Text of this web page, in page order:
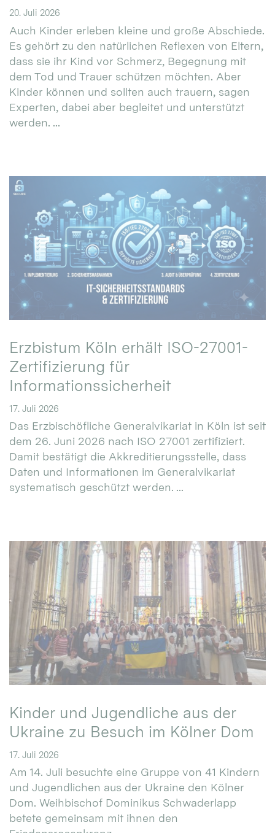
20. Juli 2026
Auch Kinder erleben kleine und große Abschiede.
Es gehört zu den natürlichen Reflexen von Eltern,
dass sie ihr Kind vor Schmerz, Begegnung mit
dem Tod und Trauer schützen möchten. Aber
Kinder können und sollten auch trauern, sagen
Experten, dabei aber begleitet und unterstützt
werden. ...
Erzbistum Köln erhält ISO-27001-
Zertifizierung für
Informationssicherheit
17. Juli 2026
Das Erzbischöfliche Generalvikariat in Köln ist seit
dem 26. Juni 2026 nach ISO 27001 zertifiziert.
Damit bestätigt die Akkreditierungsstelle, dass
Daten und Informationen im Generalvikariat
systematisch geschützt werden. ...
Kinder und Jugendliche aus der
Ukraine zu Besuch im Kölner Dom
17. Juli 2026
Am 14. Juli besuchte eine Gruppe von 41 Kindern
und Jugendlichen aus der Ukraine den Kölner
Dom. Weihbischof Dominikus Schwaderlapp
betete gemeinsam mit ihnen den